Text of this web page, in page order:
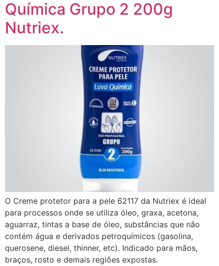
Química Grupo 2 200g
Nutriex.
O Creme protetor para a pele 62117 da Nutriex é ideal
para processos onde se utiliza óleo, graxa, acetona,
aguarraz, tintas a base de óleo, substâncias que não
contém água e derivados petroquímicos (gasolina,
querosene, diesel, thinner, etc). Indicado para mãos,
braços, rosto e demais regiões expostas.